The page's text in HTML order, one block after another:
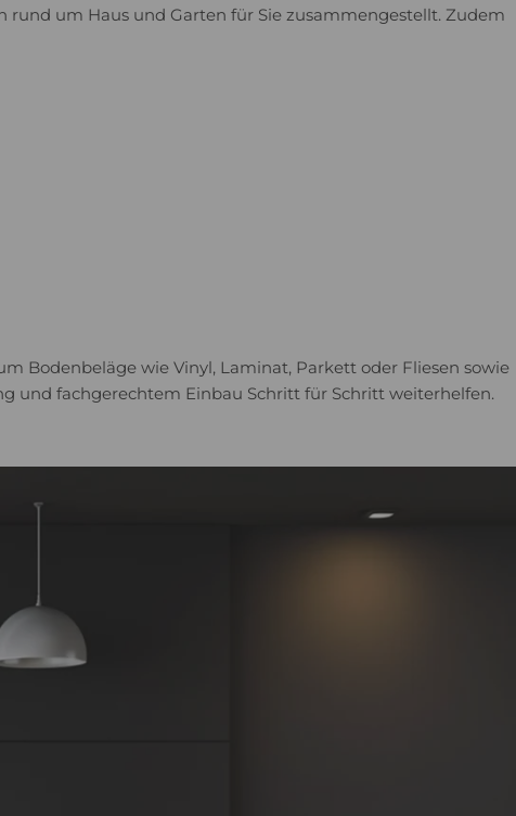
rund um Haus und Garten für Sie zusammengestellt. Zudem
Bodenbeläge wie Vinyl, Laminat, Parkett oder Fliesen sowie
und fachgerechtem Einbau Schritt für Schritt weiterhelfen.